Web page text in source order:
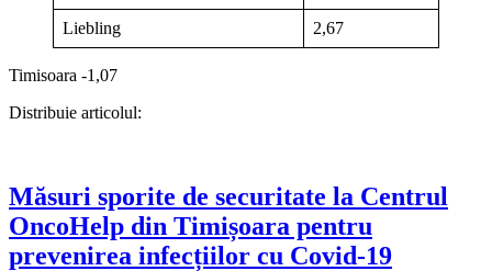
Liebling 2,67
Timisoara -1,07
Distribuie articolul:
Măsuri sporite de securitate la Centrul
OncoHelp din Timișoara pentru
prevenirea infecțiilor cu Covid-19